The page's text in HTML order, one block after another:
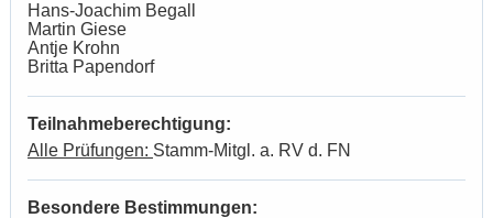
Hans-Joachim Begall
Martin Giese
Antje Krohn
Britta Papendorf
Teilnahmeberechtigung:
Alle Prüfungen: Stamm-Mitgl. a. RV d. FN
Besondere Bestimmungen: